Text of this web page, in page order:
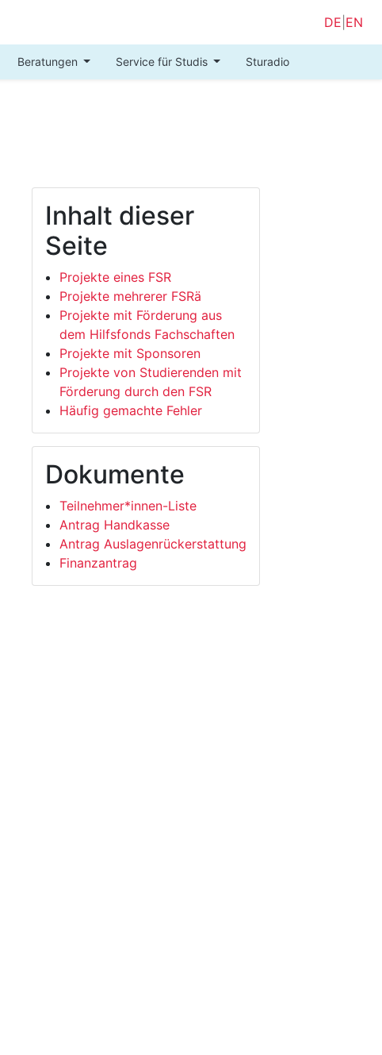
DE EN
Beratungen Service für Studis Sturadio
Inhalt dieser
Seite
Projekte eines FSR
Projekte mehrerer FSRä
Projekte mit Förderung aus
dem Hilfsfonds Fachschaften
Projekte mit Sponsoren
Projekte von Studierenden mit
Förderung durch den FSR
Häufig gemachte Fehler
Dokumente
Teilnehmer*innen-Liste
Antrag Handkasse
Antrag Auslagenrückerstattung
Finanzantrag